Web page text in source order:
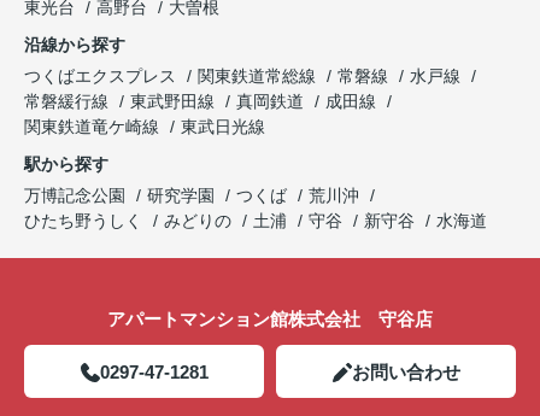
東光台
高野台
大曽根
沿線から探す
つくばエクスプレス
関東鉄道常総線 常磐線
水戸線
常磐緩行線
東武野田線 真岡鉄道
成田線
関東鉄道竜ケ崎線
東武日光線
駅から探す
万博記念公園
研究学園 つくば
荒川沖
ひたち野うしく
みどりの 土浦 守谷 新守谷 水海道
アパートマンション館株式会社 守谷店
0297-47-1281 お問い合わせ